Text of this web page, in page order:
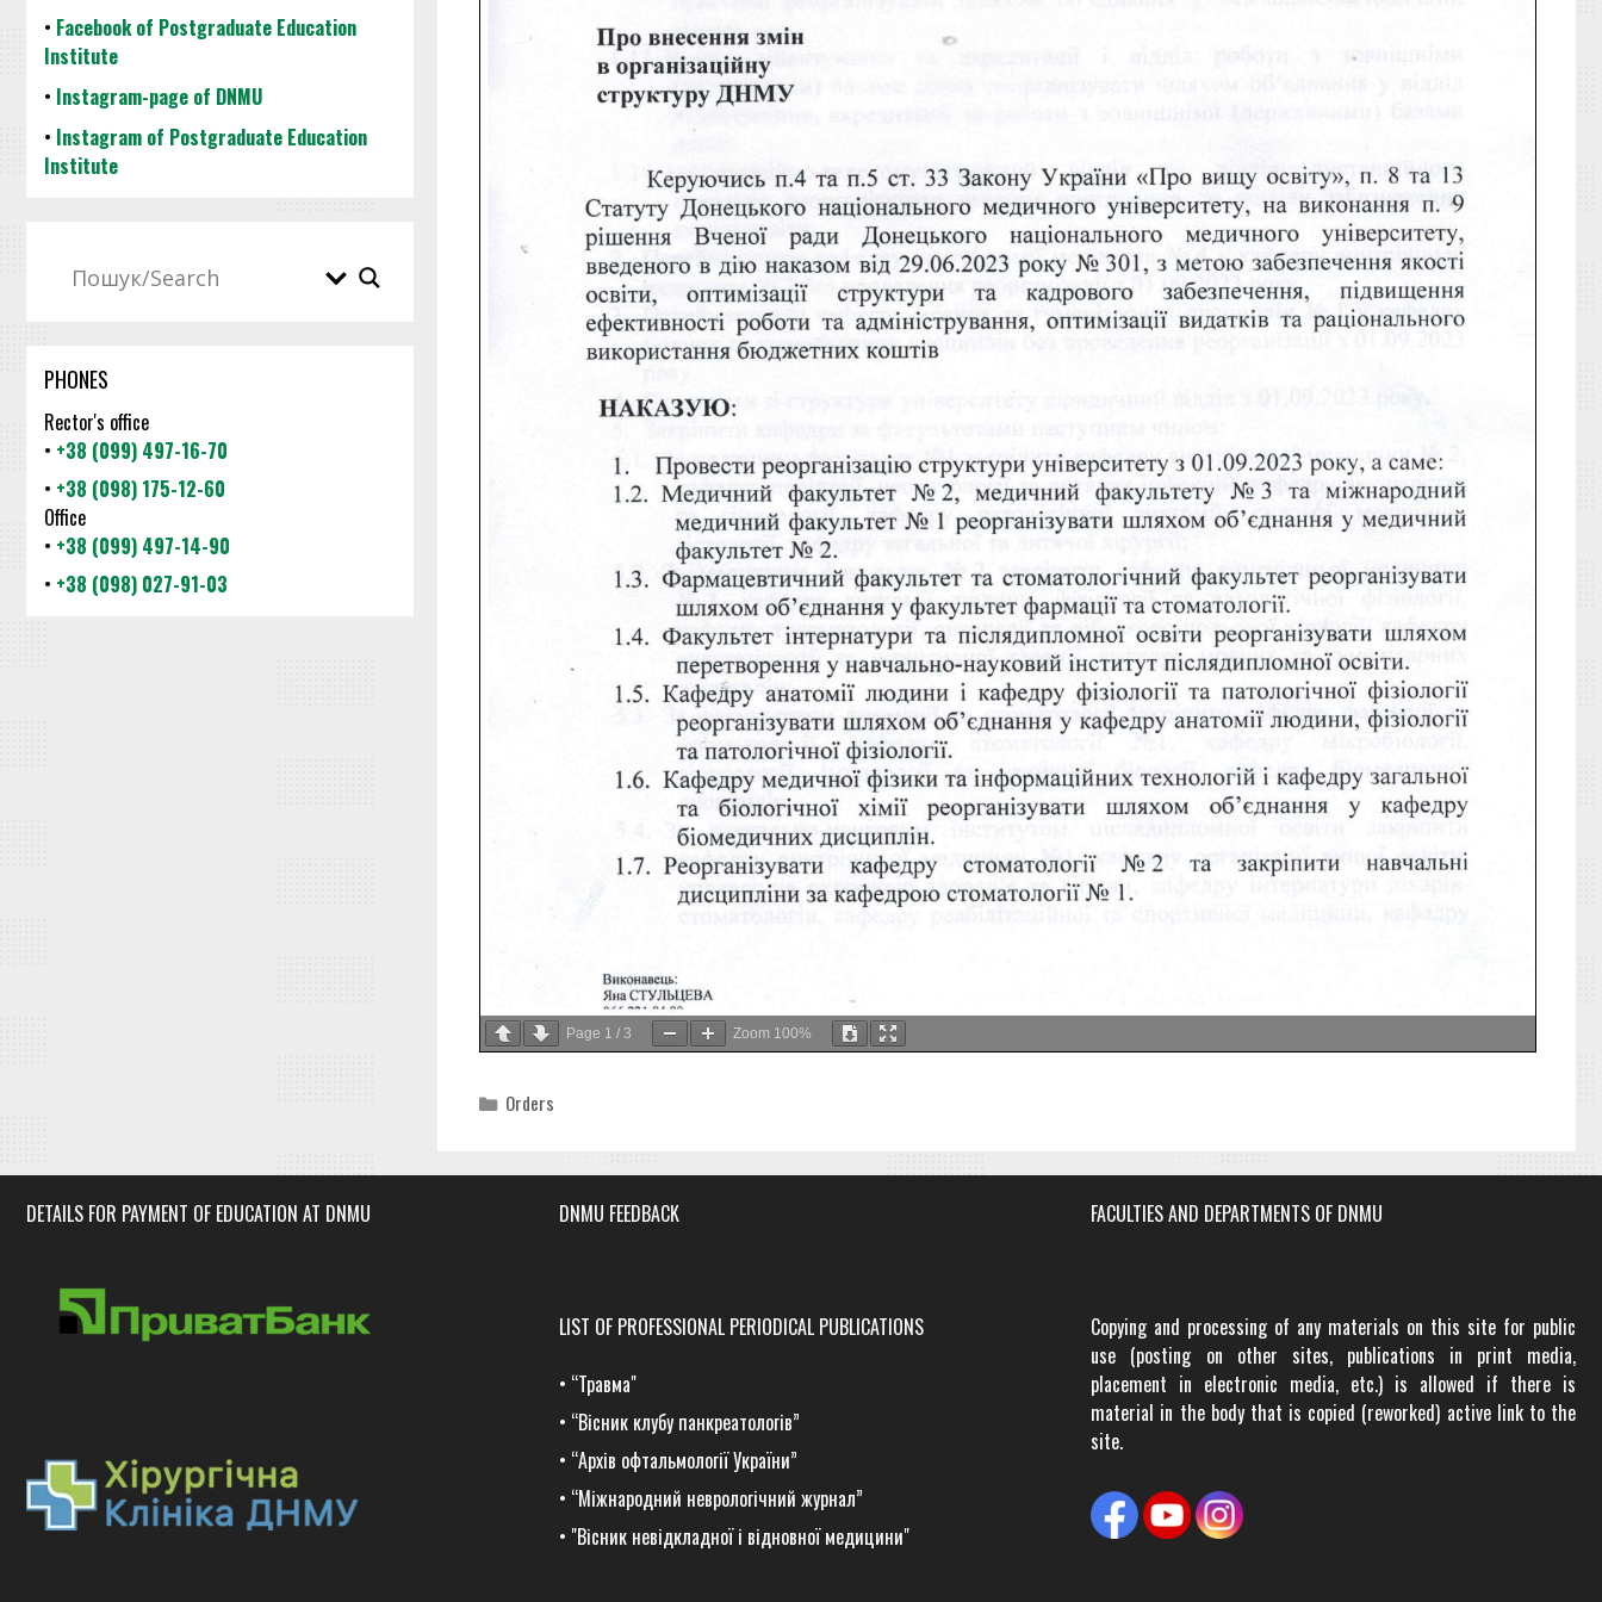
Page 1 / 3 Zoom 100%
Categories
Orders
• Facebook of Postgraduate Education
Institute
• Instagram-page of DNMU
• Instagram of Postgraduate Education
Institute
PHONES
Rector's office
• +38 (099) 497-16-70
• +38 (098) 175-12-60
Office
• +38 (099) 497-14-90
• +38 (098) 027-91-03
DETAILS FOR PAYMENT OF EDUCATION AT DNMU DNMU FEEDBACK
LIST OF PROFESSIONAL PERIODICAL PUBLICATIONS
• “Травма"
• “Вісник клубу панкреатологів”
• “Архів офтальмології України”
• “Міжнародний неврологічний журнал”
• "Вісник невідкладної і відновної медицини"
FACULTIES AND DEPARTMENTS OF DNMU
Copying and processing of any materials on this site for public
use (posting on other sites, publications in print media,
placement in electronic media, etc.) is allowed if there is
material in the body that is copied (reworked) active link to the
site.